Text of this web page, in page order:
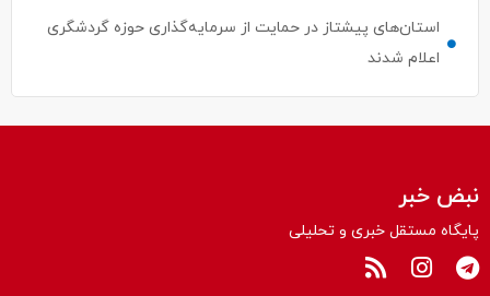
استان‌های پیشتاز در حمایت از سرمایه‌گذاری حوزه گردشگری
اعلام شدند
نبض خبر
پایگاه مستقل خبری و تحلیلی